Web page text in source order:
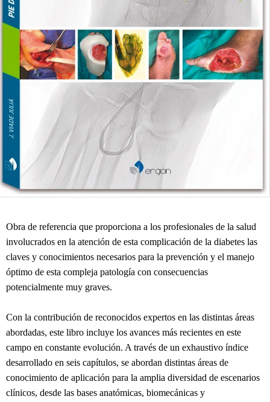
Obra de referencia que proporciona a los profesionales de la salud
involucrados en la atención de esta complicación de la diabetes las
claves y conocimientos necesarios para la prevención y el manejo
óptimo de esta compleja patología con consecuencias
potencialmente muy graves.
Con la contribución de reconocidos expertos en las distintas áreas
abordadas, este libro incluye los avances más recientes en este
campo en constante evolución. A través de un exhaustivo índice
desarrollado en seis capítulos, se abordan distintas áreas de
conocimiento de aplicación para la amplia diversidad de escenarios
clínicos, desde las bases anatómicas, biomecánicas y